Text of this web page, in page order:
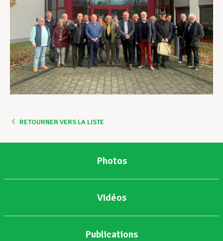
RETOURNER VERS LA LISTE
Photos
Vidéos
Publications